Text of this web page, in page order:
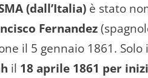
(dall’Italia) è stato
Fernandez
il 5 gennaio 1861. Solo i
il 18 aprile 1861 per